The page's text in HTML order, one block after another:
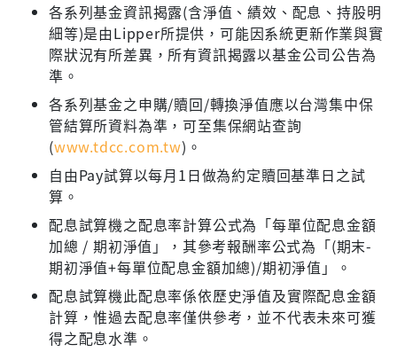
各系列基金資訊揭露(含淨值、績效、配息、持股明
細等)是由Lipper所提供，可能因系統更新作業與實
際狀況有所差異，所有資訊揭露以基金公司公告為
準。
各系列基金之申購/贖回/轉換淨值應以台灣集中保
管結算所資料為準，可至集保網站查詢
(www.tdcc.com.tw)。
自由Pay試算以每月1日做為約定贖回基準日之試
算。
配息試算機之配息率計算公式為「每單位配息金額
加總 / 期初淨值」，其參考報酬率公式為「(期末-
期初淨值+每單位配息金額加總)/期初淨值」。
配息試算機此配息率係依歷史淨值及實際配息金額
計算，惟過去配息率僅供參考，並不代表未來可獲
得之配息水準。